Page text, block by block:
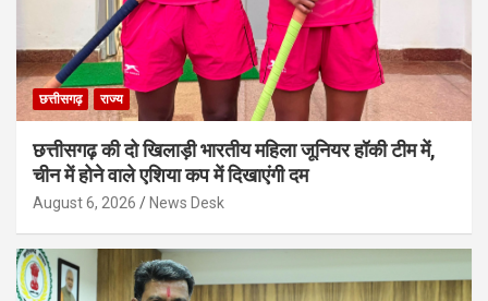
छत्तीसगढ़ राज्य
छत्तीसगढ़ की दो खिलाड़ी भारतीय महिला जूनियर हॉकी टीम में,
चीन में होने वाले एशिया कप में दिखाएंगी दम
August 6, 2026 News Desk